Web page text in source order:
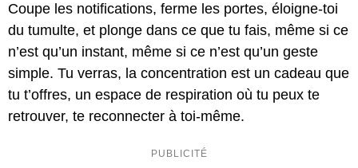
Coupe les notifications, ferme les portes, éloigne-toi
du tumulte, et plonge dans ce que tu fais, même si ce
n’est qu’un instant, même si ce n’est qu’un geste
simple. Tu verras, la concentration est un cadeau que
tu t’offres, un espace de respiration où tu peux te
retrouver, te reconnecter à toi-même.